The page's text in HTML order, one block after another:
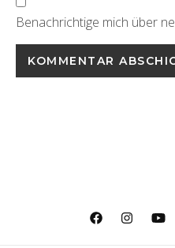
Benachrichtige mich über